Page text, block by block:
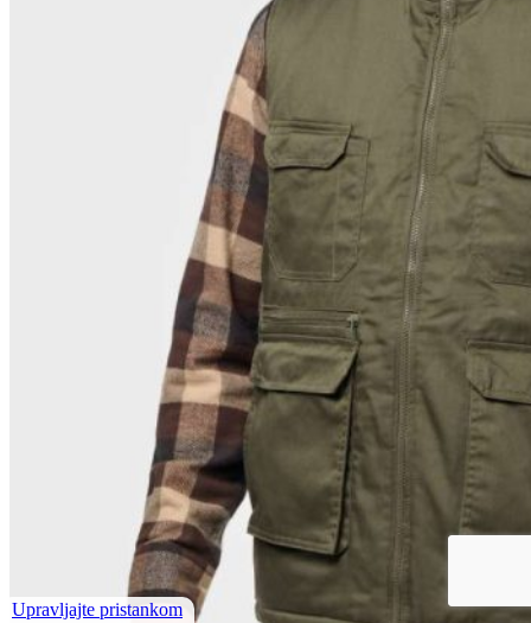
Upravljajte pristankom